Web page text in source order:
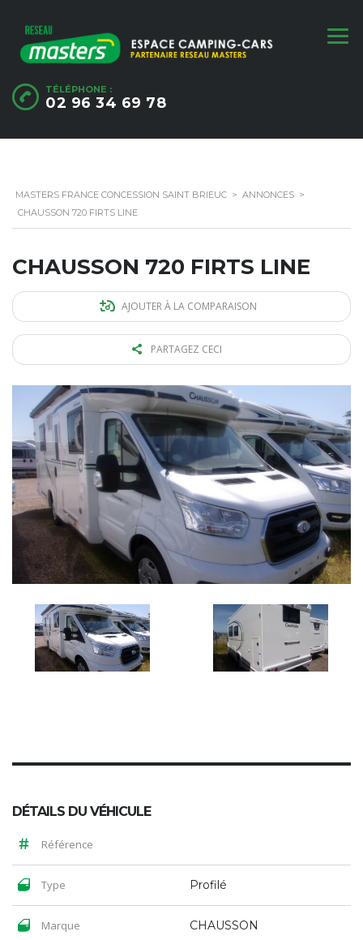
TÉLÉPHONE :
02 96 34 69 78
MASTERS FRANCE CONCESSION SAINT BRIEUC > ANNONCES >
CHAUSSON 720 FIRTS LINE
CHAUSSON 720 FIRTS LINE
AJOUTER À LA COMPARAISON
PARTAGEZ CECI
DÉTAILS DU VÉHICULE
Référence
Type Profilé
Marque CHAUSSON